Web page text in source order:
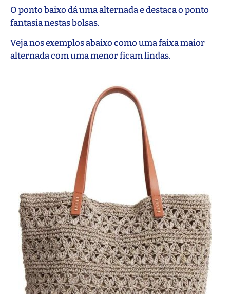
O ponto baixo dá uma alternada e destaca o ponto
fantasia nestas bolsas.
Veja nos exemplos abaixo como uma faixa maior
alternada com uma menor ficam lindas.